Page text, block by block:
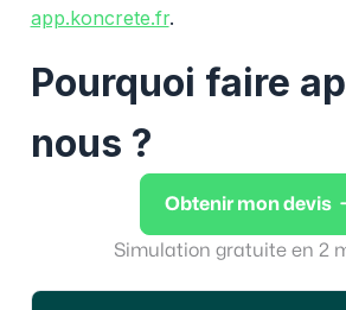
app.koncrete.fr.
Pourquoi faire
nous ?
Obtenir mon devis
Simulation gratuite en 2